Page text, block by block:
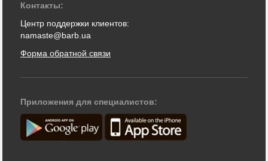
Контакты:
Центр поддержки клиентов:
namaste@barb.ua
Форма обратной связи
Приложения для специалистов: